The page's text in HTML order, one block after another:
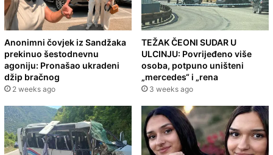
Anonimni čovjek iz Sandžaka
prekinuo šestodnevnu
agoniju: Pronašao ukradeni
džip bračnog
2 weeks ago
TEŽAK ČEONI SUDAR U
ULCINJU: Povrijeđeno više
osoba, potpuno uništeni
„mercedes“ i „rena
3 weeks ago